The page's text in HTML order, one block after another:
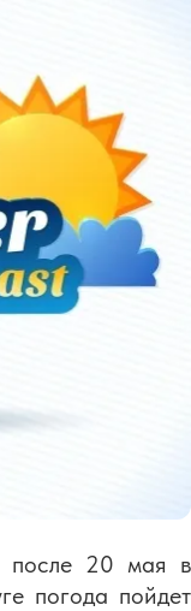
после 20 мая в
погода пойдет